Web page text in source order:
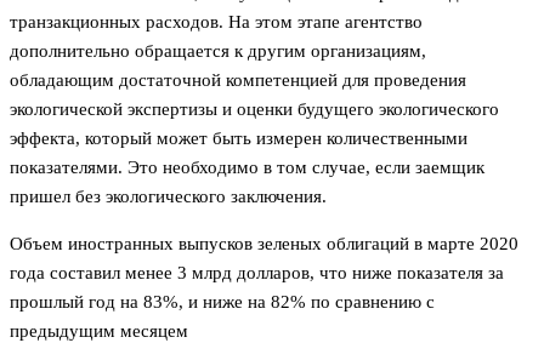
транзакционных расходов. На этом этапе агентство
дополнительно обращается к другим организациям,
обладающим достаточной компетенцией для проведения
экологической экспертизы и оценки будущего экологического
эффекта, который может быть измерен количественными
показателями. Это необходимо в том случае, если заемщик
пришел без экологического заключения.
Объем иностранных выпусков зеленых облигаций в марте 2020
года составил менее 3 млрд долларов, что ниже показателя за
прошлый год на 83%, и ниже на 82% по сравнению с
предыдущим месяцем